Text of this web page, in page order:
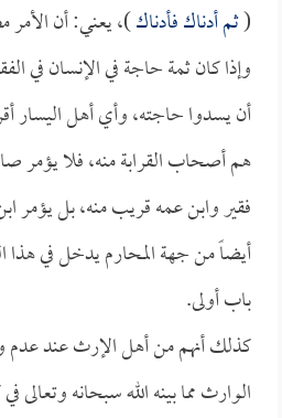
(ثم أدناك فأدناك)، يعني: أن الأمر
وإذا كان ثمة حاجة في الإنسان في
أن يسدوا حاجته، وأي أهل
هم أصحاب القرابة منه، فلا
فقير وابن عمه قريب منه، بل يؤمر
أيضاً من جهة المحارم يدخل في
باب أولى.
كذلك أنهم من أهل الإرث عند
الوارث مما بينه الله سبحانه